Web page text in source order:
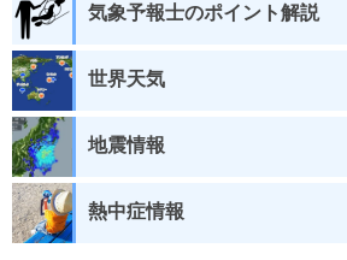
気象予報士のポイント解説
世界天気
地震情報
熱中症情報